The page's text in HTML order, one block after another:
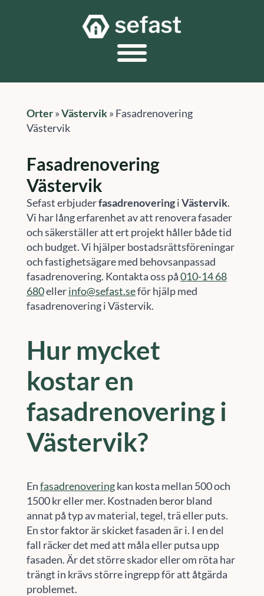
Orter»Västervik» Fasadrenovering
Västervik
Fasadrenovering
Västervik
Sefast erbjuderfasadrenoveringiVästervik.
Vi har lång erfarenhet av att renovera fasader
och säkerställer att ert projekt håller både tid
och budget. Vi hjälper bostadsrättsföreningar
och fastighetsägare med behovsanpassad
fasadrenovering. Kontakta oss på010-14 68
680ellerinfo@sefast.seför hjälp med
fasadrenovering i Västervik.
Hur mycket
kostar en
fasadrenovering i
Västervik?
Enfasadrenoveringkan kosta mellan 500 och
1500 kr eller mer. Kostnaden beror bland
annat på typ av material, tegel, trä eller puts.
En stor faktor är skicket fasaden är i. I en del
fall räcker det med att måla eller putsa upp
fasaden. Är det större skador eller om röta har
trängt in krävs större ingrepp för att åtgärda
problemet.